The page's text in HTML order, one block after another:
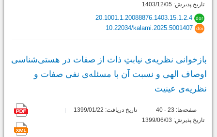
تاریخ پذیرش: 1403/12/05
dor
20.1001.1.20088876.1403.15.1.2.4
doi
10.22034/kalami.2025.5001407
بازخوانی نظریه‌ی نیابتِ ذات از صفات در هستی‌شناسی
اوصاف الهی و نسبت آن با مسئله‌ی نفی صفات و
نظریه‌ی عینیت
صفحه‌ها: 23
-
تاریخ دریافت: 1399/01/22
تاریخ پذیرش: 1399/06/03